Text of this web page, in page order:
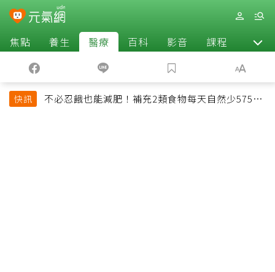
焦點 養生 醫療 百科 影音 課程 退休
快訊
不必忍餓也能減肥！補充2類食物每天自然少575大